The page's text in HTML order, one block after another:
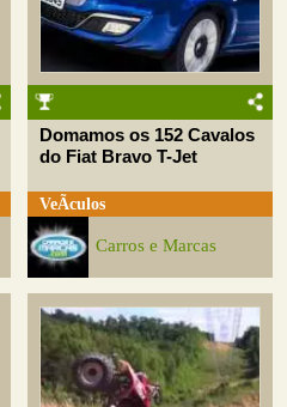
Domamos os 152 Cavalos
do Fiat Bravo T-Jet
VeÃ­culos
Carros e Marcas